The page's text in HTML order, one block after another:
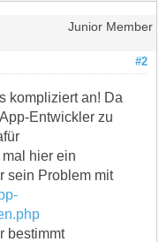
Junior Member
#2
kompliziert an! Da
Entwickler zu
hier ein
sein Problem mit
bestimmt